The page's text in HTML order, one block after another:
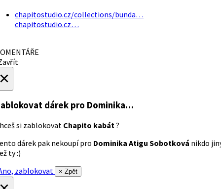
chapitostudio.cz/collections/bunda…
chapitostudio.cz…
dárek pro Dominika…
si zablokovat Chapito kabát ?
dárek pak nekoupí pro Dominika Atigu Sobotková nikdo
ty :)
zablokovat
× Zpět